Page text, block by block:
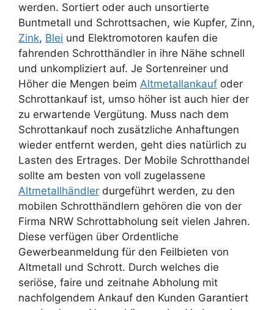
werden. Sortiert oder auch unsortierte
Buntmetall und Schrottsachen, wie Kupfer, Zinn,
Zink, Blei und Elektromotoren kaufen die
fahrenden Schrotthändler in ihre Nähe schnell
und unkompliziert auf. Je Sortenreiner und
Höher die Mengen beim Altmetallankauf oder
Schrottankauf ist, umso höher ist auch hier der
zu erwartende Vergütung. Muss nach dem
Schrottankauf noch zusätzliche Anhaftungen
wieder entfernt werden, geht dies natürlich zu
Lasten des Ertrages. Der Mobile Schrotthandel
sollte am besten von voll zugelassene
Altmetallhändler durgeführt werden, zu den
mobilen Schrotthändlern gehören die von der
Firma NRW Schrottabholung seit vielen Jahren.
Diese verfügen über Ordentliche
Gewerbeanmeldung für den Feilbieten von
Altmetall und Schrott. Durch welches die
seriöse, faire und zeitnahe Abholung mit
nachfolgendem Ankauf den Kunden Garantiert